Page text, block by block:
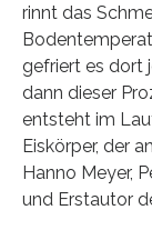
rinnt das
gefriert es dort
dann dieser
entsteht im
Eiskörper, der
Hanno Meyer,
und Erstautor